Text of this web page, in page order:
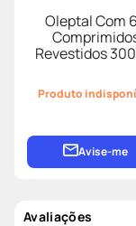
Oleptal Com
Revestidos
Produto
Avise-me
Avaliações